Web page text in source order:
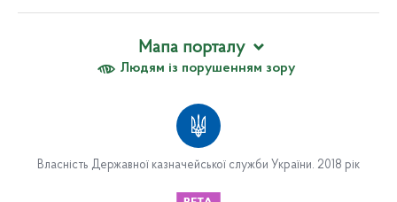
Власність Державної казначейської служби України. 2018 рік
Людям із порушенням зору
Мапа порталу
Про Казначейство
Організаційна структура апарату Казначейства
Відділ обслуговування державного боргу